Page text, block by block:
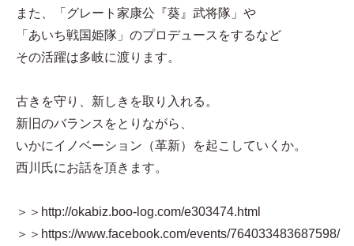
また、「グレート家康公『葵』武将隊」や
「あいち戦国姫隊」のプロデュースをするなど
その活躍は多岐に渡ります。
古きを守り、新しきを取り入れる。
新旧のバランスをとりながら、
いかにイノベーション（革新）を起こしていくか。
西川氏にお話を頂きます。
＞＞http://okabiz.boo-log.com/e303474.html
＞＞https://www.facebook.com/events/764033483687598/